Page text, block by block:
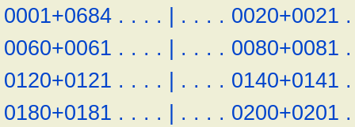
0001+0684 . . . . | . . . . 0020+0021 .
0060+0061 . . . . | . . . . 0080+0081 .
0120+0121 . . . . | . . . . 0140+0141 .
0180+0181 . . . . | . . . . 0200+0201 .